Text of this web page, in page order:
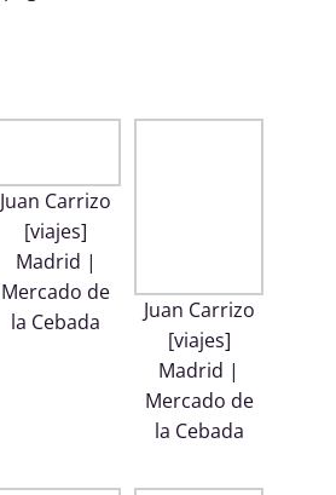
Juan Carrizo
[viajes]
Madrid |
Mercado de
la Cebada
Juan Carrizo
[viajes]
Madrid |
Mercado de
la Cebada